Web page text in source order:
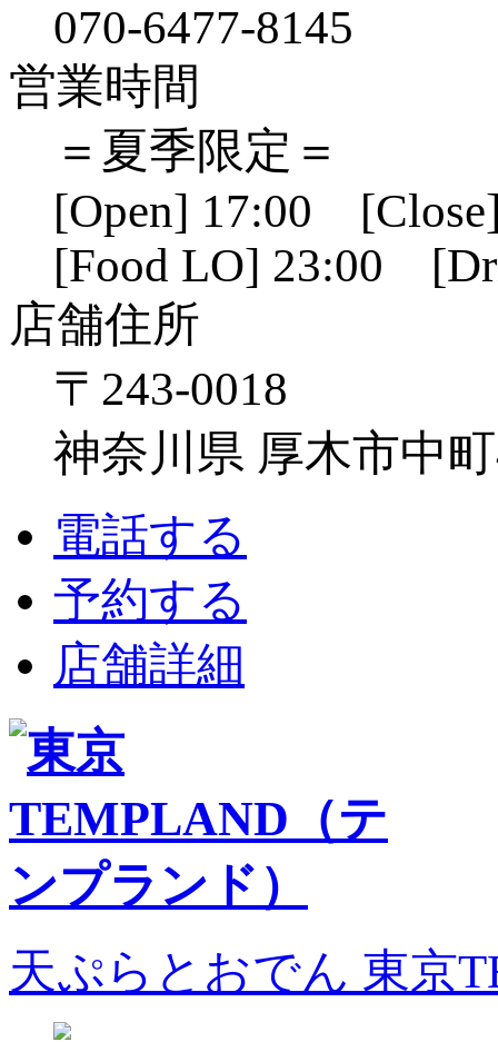
070-6477-8145
営業時間
＝夏季限定＝
[Open] 17:00
[Food LO] 23:00
店舗住所
〒243-0018
神奈川県 厚木市中
電話する
予約する
店舗詳細
天ぷらとおでん 東京